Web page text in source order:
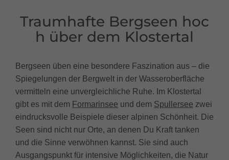
Traumhafte Bergseen hoc
h über dem Klostertal
Bergseen üben eine besondere Faszination aus – die
Spiegelungen der Bergwelt in der Wasseroberfläche
vermitteln eine unvergleichliche Ruhe. Im Klostertal
gibt es mit dem Formarinsee und dem Spullersee zwei
eindrucksvolle Beispiele dieser alpinen Schönheit. Die
Seen sind nicht nur Orte, an denen Du Kraft tanken
und die Sinne verwöhnen kannst. Sie sind auch
Ausgangspunkt für intensive Möglichkeiten, die Natur